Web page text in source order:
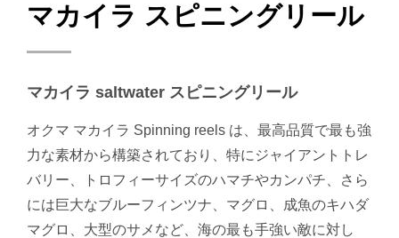
マカイラ スピニングリール
マカイラ saltwater スピニングリール
オクマ マカイラ Spinning reels は、最高品質で最も強
力な素材から構築されており、特にジャイアントトレ
バリー、トロフィーサイズのハマチやカンパチ、さら
には巨大なブルーフィンツナ、マグロ、成魚のキハダ
マグロ、大型のサメなど、海の最も手強い敵に対し